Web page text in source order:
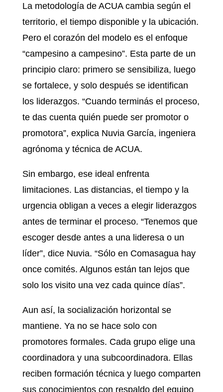
La metodología de ACUA cambia según el
territorio, el tiempo disponible y la ubicación.
Pero el corazón del modelo es el enfoque
“campesino a campesino”. Esta parte de un
principio claro: primero se sensibiliza, luego
se fortalece, y solo después se identifican
los liderazgos. “Cuando terminás el proceso,
te das cuenta quién puede ser promotor o
promotora”, explica Nuvia García, ingeniera
agrónoma y técnica de ACUA.
Sin embargo, ese ideal enfrenta
limitaciones. Las distancias, el tiempo y la
urgencia obligan a veces a elegir liderazgos
antes de terminar el proceso. “Tenemos que
escoger desde antes a una lideresa o un
líder”, dice Nuvia. “Sólo en Comasagua hay
once comités. Algunos están tan lejos que
solo los visito una vez cada quince días”.
Aun así, la socialización horizontal se
mantiene. Ya no se hace solo con
promotores formales. Cada grupo elige una
coordinadora y una subcoordinadora. Ellas
reciben formación técnica y luego comparten
sus conocimientos con respaldo del equipo